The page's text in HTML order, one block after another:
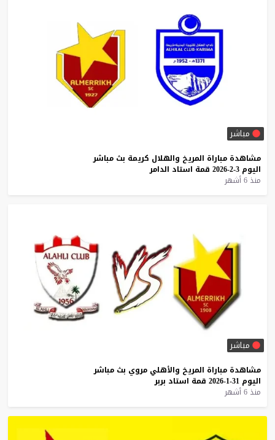
مباشر
مشاهدة مباراة المريخ والهلال كريمة بث مباشر
اليوم 3-2-2026 قمة استاد الدامر
منذ 6 أشهر
مباشر
مشاهدة مباراة المريخ والأهلي مروي بث مباشر
اليوم 31-1-2026 قمة استاد بربر
منذ 6 أشهر